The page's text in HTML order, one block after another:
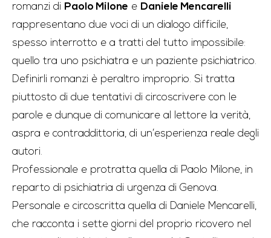
romanzi di Paolo Milone e Daniele Mencarelli
rappresentano due voci di un dialogo difficile,
spesso interrotto e a tratti del tutto impossibile:
quello tra uno psichiatra e un paziente psichiatrico.
Definirli romanzi è peraltro improprio. Si tratta
piuttosto di due tentativi di circoscrivere con le
parole e dunque di comunicare al lettore la verità,
aspra e contraddittoria, di un’esperienza reale degli
autori.
Professionale e protratta quella di Paolo Milone, in
reparto di psichiatria di urgenza di Genova.
Personale e circoscritta quella di Daniele Mencarelli,
che racconta i sette giorni del proprio ricovero nel